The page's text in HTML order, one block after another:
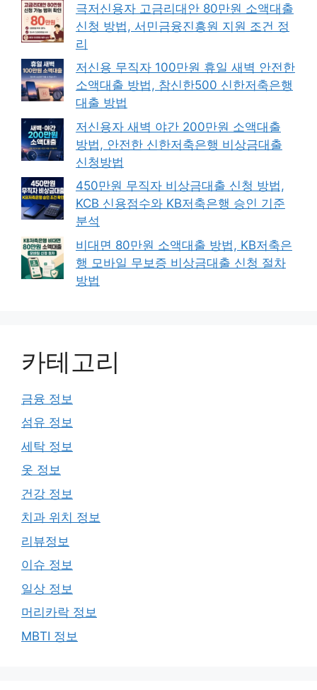
극저신용자 고금리대안 80만원 소액대출
신청 방법, 서민금융진흥원 지원 조건 정
리
저신용 무직자 100만원 휴일 새벽 안전한
소액대출 방법, 참신한500 신한저축은행
대출 방법
저신용자 새벽 야간 200만원 소액대출
방법, 안전한 신한저축은행 비상금대출
신청방법
450만원 무직자 비상금대출 신청 방법,
KCB 신용점수와 KB저축은행 승인 기준
분석
비대면 80만원 소액대출 방법, KB저축은
행 모바일 무보증 비상금대출 신청 절차
방법
카테고리
금융 정보
섬유 정보
세탁 정보
옷 정보
건강 정보
치과 위치 정보
리뷰정보
이슈 정보
일상 정보
머리카락 정보
MBTI 정보